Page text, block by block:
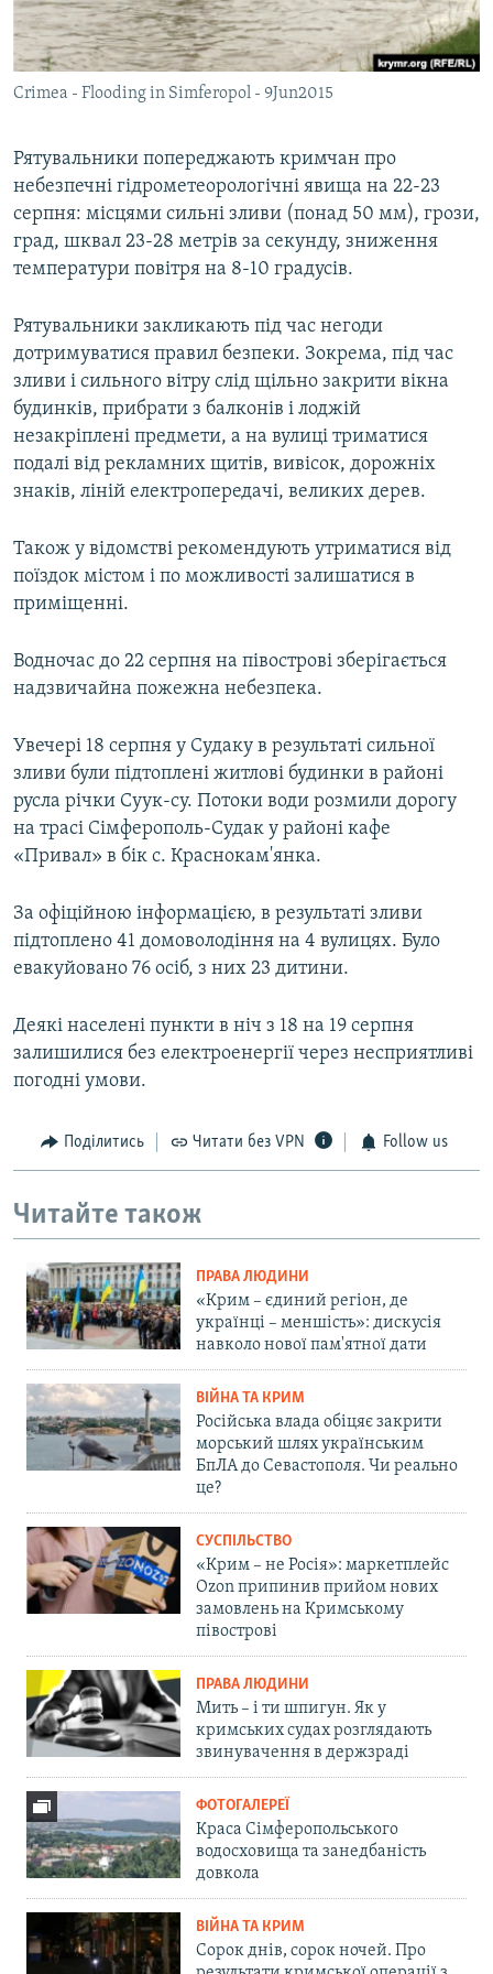
ВІДЕОУРОКИ «ELIFBE»
СВІДЧЕННЯ ОКУПАЦІЇ
УКРАЇНСЬКА ПРОБЛЕМА КРИМУ
Русский
Qırımtatar
Усі сайти RFE/RL
Crimea - Flooding in Simferopol - 9Jun2015
Рятувальники попереджають кримчан про
небезпечні гідрометеорологічні явища на 22-23
серпня: місцями сильні зливи (понад 50 мм), грози,
град, шквал 23-28 метрів за секунду, зниження
температури повітря на 8-10 градусів.
Рятувальники закликають під час негоди
дотримуватися правил безпеки. Зокрема, під час
зливи і сильного вітру слід щільно закрити вікна
будинків, прибрати з балконів і лоджій
незакріплені предмети, а на вулиці триматися
подалі від рекламних щитів, вивісок, дорожніх
знаків, ліній електропередачі, великих дерев.
Також у відомстві рекомендують утриматися від
поїздок містом і по можливості залишатися в
приміщенні.
Водночас до 22 серпня на півострові зберігається
надзвичайна пожежна небезпека.
Увечері 18 серпня у Судаку в результаті сильної
зливи були підтоплені житлові будинки в районі
русла річки Суук-су. Потоки води розмили дорогу
на трасі Сімферополь-Судак у районі кафе
«Привал» в бік с. Краснокам'янка.
За офіційною інформацією, в результаті зливи
підтоплено 41 домоволодіння на 4 вулицях. Було
евакуйовано 76 осіб, з них 23 дитини.
Деякі населені пункти в ніч з 18 на 19 серпня
залишилися без електроенергії через несприятливі
погодні умови.
Поділитись Читати без VPN Follow us
Читайте також
ПРАВА ЛЮДИНИ
«Крим – єдиний регіон, де
українці – меншість»: дискусія
навколо нової пам'ятної дати
ВІЙНА ТА КРИМ
Російська влада обіцяє закрити
морський шлях українським
БпЛА до Севастополя. Чи реально
це?
СУСПІЛЬСТВО
«Крим – не Росія»: маркетплейс
Ozon припинив прийом нових
замовлень на Кримському
півострові
ПРАВА ЛЮДИНИ
Мить – і ти шпигун. Як у
кримських судах розглядають
звинувачення в держзраді
ФОТОГАЛЕРЕЇ
Краса Сімферопольського
водосховища та занедбаність
довкола
ВІЙНА ТА КРИМ
Сорок днів, сорок ночей. Про